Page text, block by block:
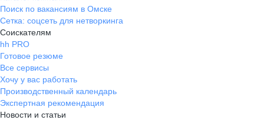
Поиск по вакансиям в Омске
Сетка: соцсеть для нетворкинга
Соискателям
hh PRO
Готовое резюме
Все сервисы
Хочу у вас работать
Производственный календарь
Экспертная рекомендация
Новости и статьи